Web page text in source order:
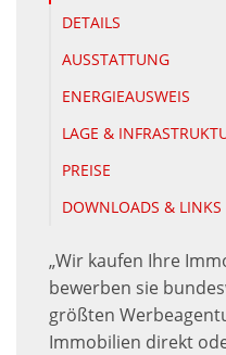
DETAILS
AUSSTATTUNG
ENERGIEAUSWEIS
LAGE &
PREISE
DOWNLOADS & LINKS
„Wir kaufen Ihre
bewerben sie
größten
Immobilien direkt